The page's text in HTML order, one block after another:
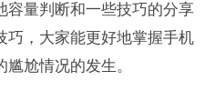
容量判断和一些技巧的分享
巧，大家能更好地掌握手机
尬情况的发生。